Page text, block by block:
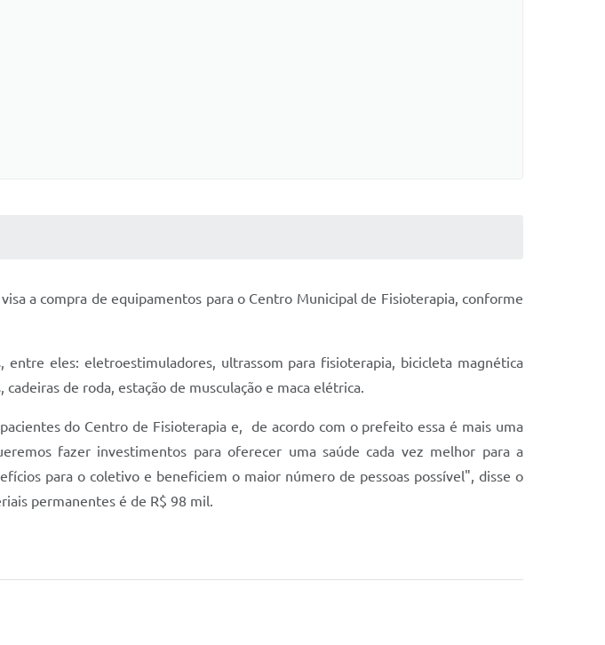
a compra de equipamentos para o Centro Municipal de Fisioterapia, conforme
eles: eletroestimuladores, ultrassom para fisioterapia, bicicleta magnética
de roda, estação de musculação e maca elétrica.
do Centro de Fisioterapia e, de acordo com o prefeito essa é mais uma
fazer investimentos para oferecer uma saúde cada vez melhor para a
para o coletivo e beneficiem o maior número de pessoas possível", disse o
permanentes é de R$ 98 mil.